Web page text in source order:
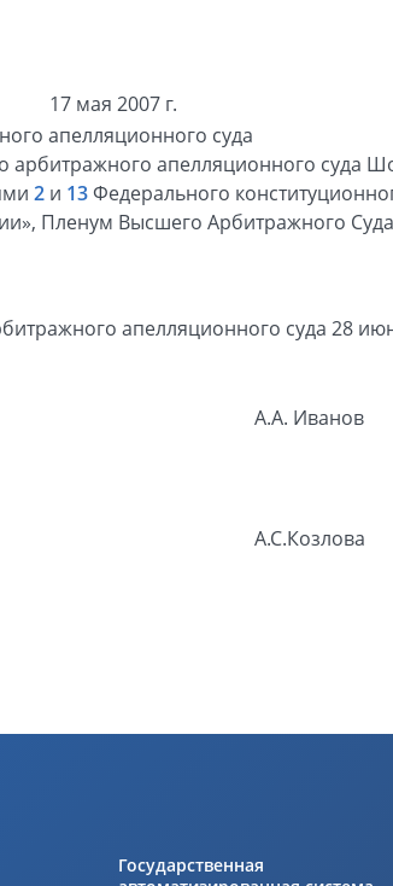
17 мая 2007 г.
апелляционного суда
арбитражного апелляционного суда
2 и 13Федерального
Пленум Высшего Арбитражного
апелляционного суда 28
А.А. Иванов
А.С.Козлова
Государственная